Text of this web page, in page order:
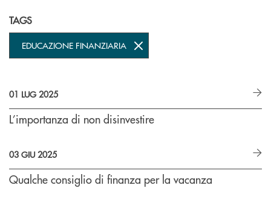
TAGS
EDUCAZIONE FINANZIARIA
01 LUG 2025
L’importanza di non disinvestire
03 GIU 2025
Qualche consiglio di finanza per la vacanza